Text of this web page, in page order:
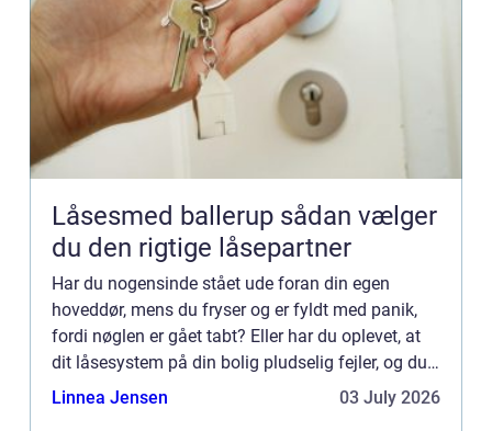
Låsesmed ballerup sådan vælger
du den rigtige låsepartner
Har du nogensinde stået ude foran din egen
hoveddør, mens du fryser og er fyldt med panik,
fordi nøglen er gået tabt? Eller har du oplevet, at
dit låsesystem på din bolig pludselig fejler, og du
ikke kan lå...
Linnea Jensen 03 July 2026